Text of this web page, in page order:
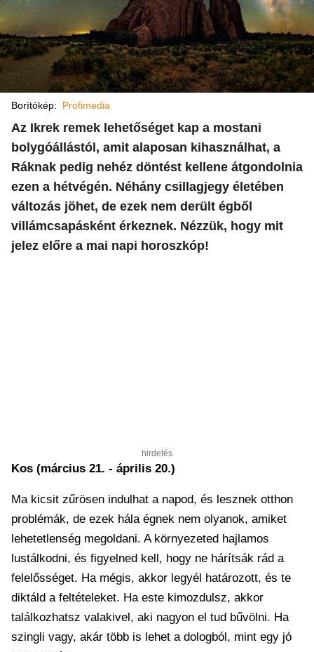
Borítókép: Profimedia
Az Ikrek remek lehetőséget kap a mostani
bolygóállástól, amit alaposan kihasználhat, a
Ráknak pedig nehéz döntést kellene átgondolnia
ezen a hétvégén. Néhány csillagjegy életében
változás jöhet, de ezek nem derült égből
villámcsapásként érkeznek. Nézzük, hogy mit
jelez előre a mai napi horoszkóp!
hirdetés
Kos (március 21. - április 20.)
Ma kicsit zűrösen indulhat a napod, és lesznek otthon
problémák, de ezek hála égnek nem olyanok, amiket
lehetetlenség megoldani. A környezeted hajlamos
lustálkodni, és figyelned kell, hogy ne hárítsák rád a
felelősséget. Ha mégis, akkor legyél határozott, és te
diktáld a feltételeket. Ha este kimozdulsz, akkor
találkozhatsz valakivel, aki nagyon el tud bűvölni. Ha
szingli vagy, akár több is lehet a dologból, mint egy jó